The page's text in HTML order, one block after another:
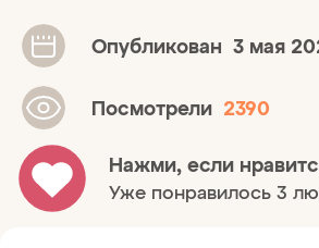
Опубликован 3 мая
Посмотрели 2390
Нажми, если
Уже понравилось 3